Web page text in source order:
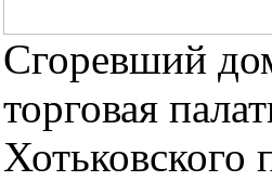
Сгоревший
торговая
Хотьковского